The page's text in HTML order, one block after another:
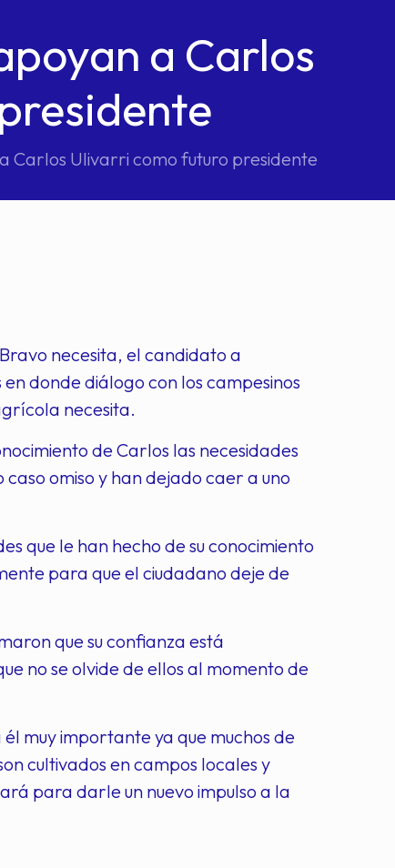
a Carlos
Carlos Ulivarri como futuro presidente
necesita, el candidato a
donde diálogo con los campesinos
necesita.
de Carlos las necesidades
omiso y han dejado caer a uno
que le han hecho de su conocimiento
para que el ciudadano deje de
que su confianza está
no se olvide de ellos al momento de
muy importante ya que muchos de
cultivados en campos locales y
para darle un nuevo impulso a la